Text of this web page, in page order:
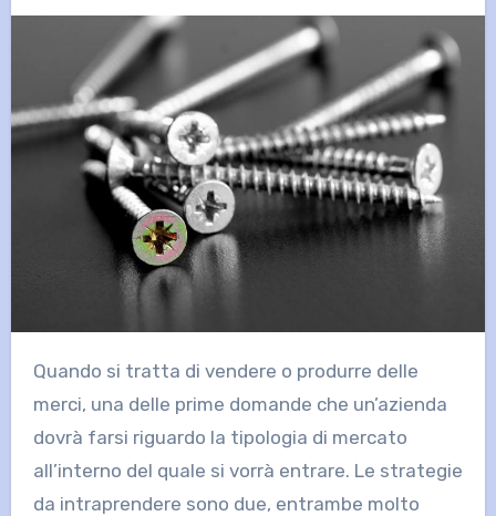
Quando si tratta di vendere o produrre delle
merci, una delle prime domande che un’azienda
dovrà farsi riguardo la tipologia di mercato
all’interno del quale si vorrà entrare. Le strategie
da intraprendere sono due, entrambe molto